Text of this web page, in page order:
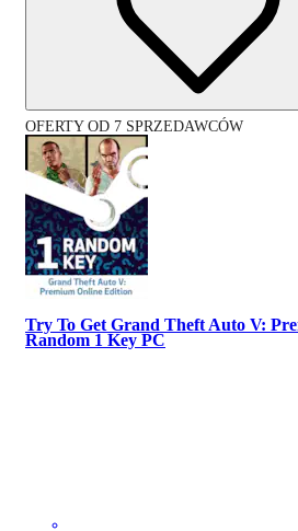
OFERTY OD 7 SPRZEDAWCÓW
Try To Get Grand Theft Auto V:
Random 1 Key PC